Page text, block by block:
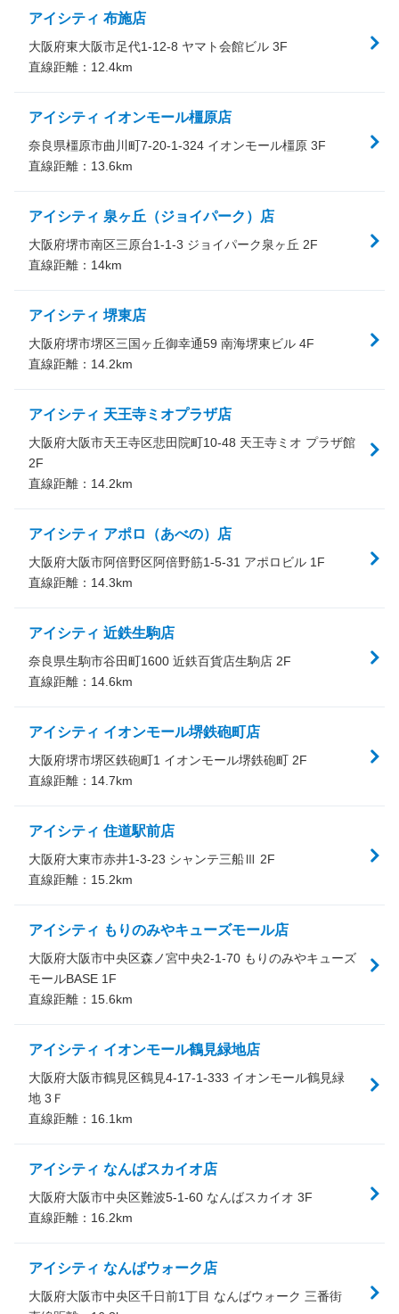
アイシティ 布施店
大阪府東大阪市足代1-12-8 ヤマト会館ビル 3F
直線距離： 12.4km
アイシティ イオンモール橿原店
奈良県橿原市曲川町7-20-1-324 イオンモール橿原 3F
直線距離： 13.6km
アイシティ 泉ヶ丘（ジョイパーク）店
大阪府堺市南区三原台1-1-3 ジョイパーク泉ヶ丘 2F
直線距離： 14km
アイシティ 堺東店
大阪府堺市堺区三国ヶ丘御幸通59 南海堺東ビル 4F
直線距離： 14.2km
アイシティ 天王寺ミオプラザ店
大阪府大阪市天王寺区悲田院町10-48 天王寺ミオ プラザ館
2F
直線距離： 14.2km
アイシティ アポロ（あべの）店
大阪府大阪市阿倍野区阿倍野筋1-5-31 アポロビル 1F
直線距離： 14.3km
アイシティ 近鉄生駒店
奈良県生駒市谷田町1600 近鉄百貨店生駒店 2F
直線距離： 14.6km
アイシティ イオンモール堺鉄砲町店
大阪府堺市堺区鉄砲町1 イオンモール堺鉄砲町 2F
直線距離： 14.7km
アイシティ 住道駅前店
大阪府大東市赤井1-3-23 シャンテ三船Ⅲ 2F
直線距離： 15.2km
アイシティ もりのみやキューズモール店
大阪府大阪市中央区森ノ宮中央2-1-70 もりのみやキューズ
モールBASE 1F
直線距離： 15.6km
アイシティ イオンモール鶴見緑地店
大阪府大阪市鶴見区鶴見4-17-1-333 イオンモール鶴見緑
地 3Ｆ
直線距離： 16.1 km
アイシティ なんばスカイオ店
大阪府大阪市中央区難波5-1-60 なんばスカイオ 3F
直線距離： 16.2km
アイシティ なんばウォーク店
大阪府大阪市中央区千日前1丁目 なんばウォーク 三番街